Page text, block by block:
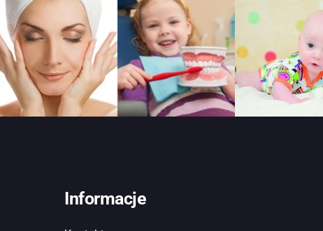
Informacje